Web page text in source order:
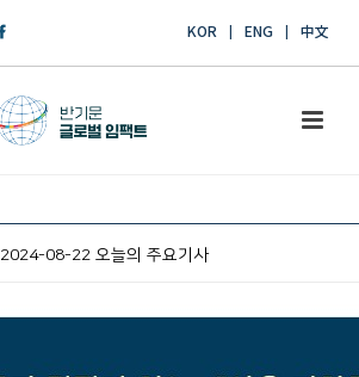
KOR ENG 中文
2024-08-22 오늘의 주요기사